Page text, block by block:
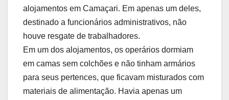
alojamentos em Camaçari. Em apenas um deles,
destinado a funcionários administrativos, não
houve resgate de trabalhadores.
Em um dos alojamentos, os operários dormiam
em camas sem colchões e não tinham armários
para seus pertences, que ficavam misturados com
materiais de alimentação. Havia apenas um